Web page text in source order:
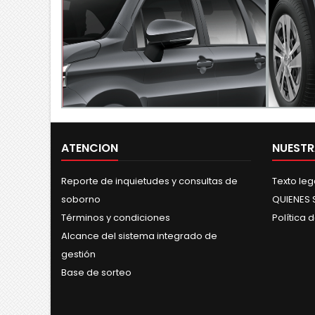
halógenos (*Disponible
según versión)
Ilumina cada camino y viaja seguro con
la tranquilidad que solo un Toyota te
puede dar.
Faros
para
ATENCION
Reporte de inquietudes y consultas de
soborno
Términos y condiciones
Alcance del sistema integrado de
gestión
Base de sorteo
Texto
QUIENES
Política